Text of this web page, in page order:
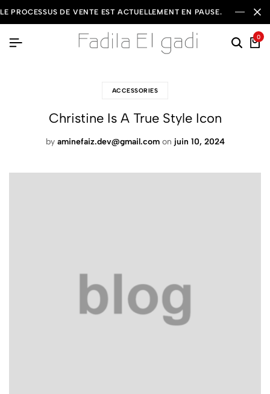
LE PROCESSUS DE VENTE EST ACTUELLEMENT EN PAUSE.
0
ACCESSORIES
Christine Is A True Style Icon
by aminefaiz.dev@gmail.com on juin 10, 2024